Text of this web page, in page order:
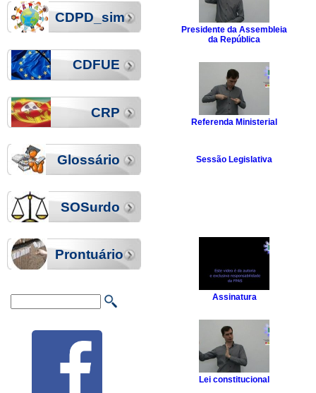
CDPD_sim
CDFUE
CRP
Glossário
SOSurdo
Prontuário
Presidente da Assembleia
da República
Referenda Ministerial
Sessão Legislativa
Assinatura
Lei constitucional